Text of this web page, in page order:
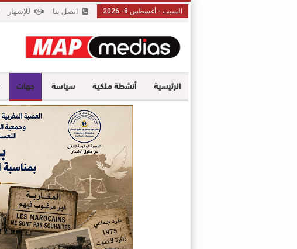
السبت - أغسطس 8- 2026 اتصل بنا للإشهار
الرئيسية أنشطة ملكية سياسة جهات